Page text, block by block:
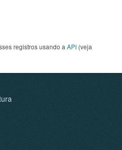
registros usando a API (veja